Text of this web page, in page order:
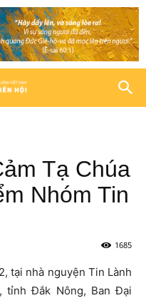
Tạ Chúa
Nhóm Tin
1685
tại nhà nguyện Tin Lành
tỉnh Đắk Nông, Ban Đại